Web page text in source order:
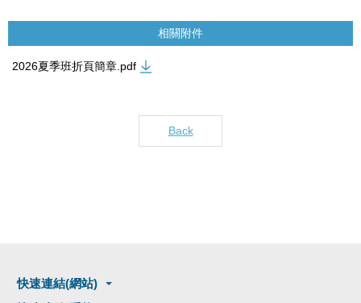
相關附件
2026夏季班折頁簡章.pdf
Back
快速連結(網站)